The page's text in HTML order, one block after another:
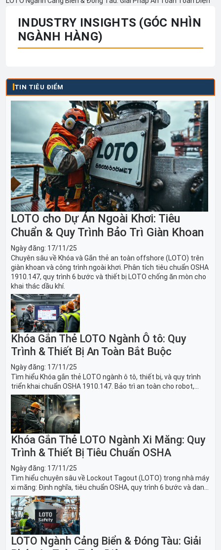
INDUSTRY INSIGHTS (GÓC NHÌN
NGÀNH HÀNG)
TIN TIÊU ĐIỂM
LOTO cho Dự Án Ngoài Khơi: Tiêu
Chuẩn & Quy Trình Bảo Trì Giàn Khoan
Ngày đăng: 17/11/25
Chuyên sâu về Khóa và Gắn thẻ an toàn offshore (LOTO) trên
giàn khoan và công trình ngoài khơi. Phân tích tiêu chuẩn OSHA
1910.147, quy trình 6 bước và thiết bị LOTO chống ăn mòn cho
khai thác dầu khí.
Khóa Gắn Thẻ LOTO Ngành Ô tô: Quy
Trình & Thiết Bị An Toàn Bắt Buộc
Ngày đăng: 17/11/25
Tìm hiểu Khóa gắn thẻ LOTO ngành ô tô, thiết bị, và quy trình
triển khai chuẩn OSHA 1910.147. Bảo trì an toàn cho robot,
băng tải sản xuất ô tô và dây chuyền lắp ráp xe hơi.
Khóa Gắn Thẻ LOTO Ngành Xi Măng: Quy
Trình & Thiết Bị Tiêu Chuẩn OSHA
Ngày đăng: 17/11/25
Tìm hiểu chuyên sâu về Lockout Tagout (LOTO) trong nhà máy
xi măng: Định nghĩa, tiêu chuẩn OSHA, quy trình 6 bước và danh
sách thiết bị LOTO thiết yếu. Giải pháp bảo trì lò nung, máy
nghiền an toàn.
LOTO Ngành Cảng Biển & Đóng Tàu: Giải